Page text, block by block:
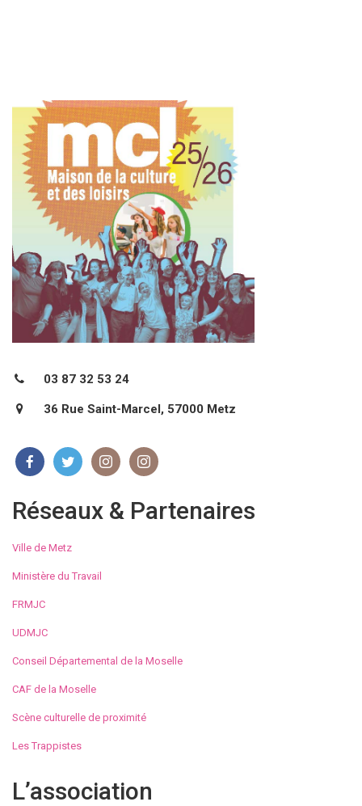
03 87 32 53 24
36 Rue Saint-Marcel, 57000 Metz
Réseaux & Partenaires
Ville de Metz
Ministère du Travail
FRMJC
UDMJC
Conseil Départemental de la Moselle
CAF de la Moselle
Scène culturelle de proximité
Les Trappistes
L’association